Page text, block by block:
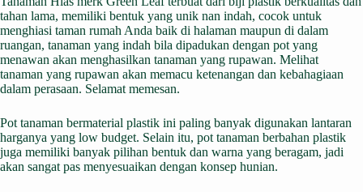
tahan lama, memiliki bentuk yang unik nan indah, cocok untuk
menghiasi taman rumah Anda baik di halaman maupun di dalam
ruangan, tanaman yang indah bila dipadukan dengan pot yang
menawan akan menghasilkan tanaman yang rupawan. Melihat
tanaman yang rupawan akan memacu ketenangan dan kebahagiaan
dalam perasaan. Selamat memesan.
Pot tanaman bermaterial plastik ini paling banyak digunakan lantaran
harganya yang low budget. Selain itu, pot tanaman berbahan plastik
juga memiliki banyak pilihan bentuk dan warna yang beragam, jadi
akan sangat pas menyesuaikan dengan konsep hunian.